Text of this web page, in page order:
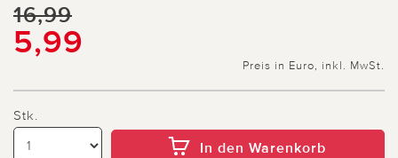
16,99
5,99
Preis in Euro, inkl. MwSt.
Stk.
In den Warenkorb